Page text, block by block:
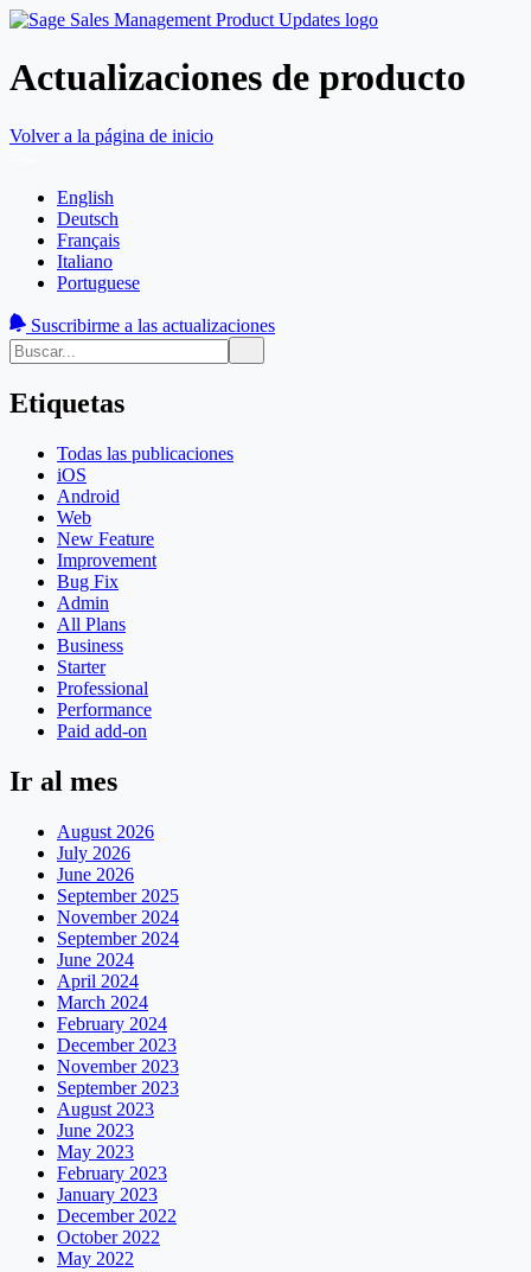
Actualizaciones de producto
Volver a la página de inicio
English
Deutsch
Français
Italiano
Portuguese
Suscribirme a las actualizaciones
Etiquetas
Todas las publicaciones
iOS
Android
Web
New Feature
Improvement
Bug Fix
Admin
All Plans
Business
Starter
Professional
Performance
Paid add-on
Ir al mes
August 2026
July 2026
June 2026
September 2025
November 2024
September 2024
June 2024
April 2024
March 2024
February 2024
December 2023
November 2023
September 2023
August 2023
June 2023
May 2023
February 2023
January 2023
December 2022
October 2022
May 2022